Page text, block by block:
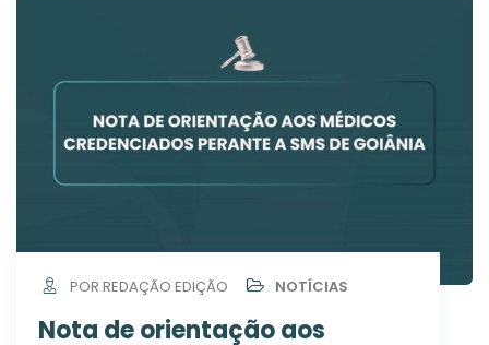
POR REDAÇÃO EDIÇÃO NOTÍCIAS
Nota de orientação aos